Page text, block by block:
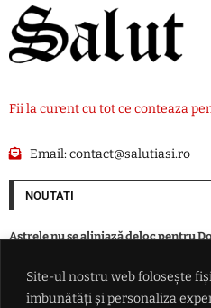
Site-ul nostru web folosește
îmbunătăți și personaliza
Fii la curent cu tot ce conteaza
Email:contact@salutiasi.ro
NOUTATI
Astrele nu se aliniază deloc pentru
Șofer de 45 de ani, prins băut la